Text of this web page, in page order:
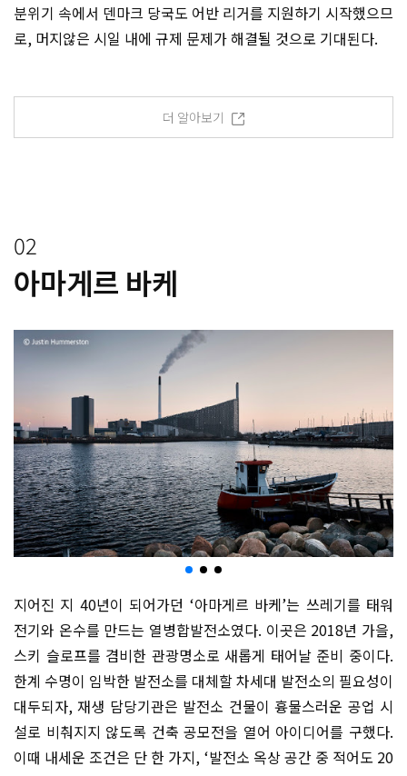
분위기 속에서 덴마크 당국도 어반 리거를 지원하기 시작했으므
로, 머지않은 시일 내에 규제 문제가 해결될 것으로 기대된다.
더 알아보기
02
아마게르 바케
지어진 지 40년이 되어가던 ‘아마게르 바케’는 쓰레기를 태워
전기와 온수를 만드는 열병합발전소였다. 이곳은 2018년 가을,
스키 슬로프를 겸비한 관광명소로 새롭게 태어날 준비 중이다.
한계 수명이 임박한 발전소를 대체할 차세대 발전소의 필요성이
대두되자, 재생 담당기관은 발전소 건물이 흉물스러운 공업 시
설로 비춰지지 않도록 건축 공모전을 열어 아이디어를 구했다.
이때 내세운 조건은 단 한 가지, ‘발전소 옥상 공간 중 적어도 20